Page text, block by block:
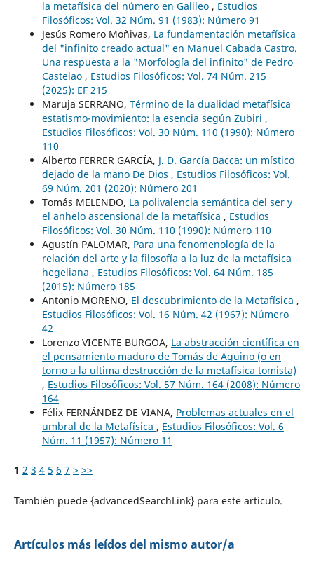
la metafísica del número en Galileo , Estudios
Filosóficos: Vol. 32 Núm. 91 (1983): Número 91
Jesús Romero Moñivas, La fundamentación metafísica
del "infinito creado actual" en Manuel Cabada Castro.
Una respuesta a la "Morfología del infinito" de Pedro
Castelao , Estudios Filosóficos: Vol. 74 Núm. 215
(2025): EF 215
Maruja SERRANO, Término de la dualidad metafísica
estatismo-movimiento: la esencia según Zubiri ,
Estudios Filosóficos: Vol. 30 Núm. 110 (1990): Número
110
Alberto FERRER GARCÍA, J. D. García Bacca: un místico
dejado de la mano De Dios , Estudios Filosóficos: Vol.
69 Núm. 201 (2020): Número 201
Tomás MELENDO, La polivalencia semántica del ser y
el anhelo ascensional de la metafísica , Estudios
Filosóficos: Vol. 30 Núm. 110 (1990): Número 110
Agustín PALOMAR, Para una fenomenología de la
relación del arte y la filosofía a la luz de la metafísica
hegeliana , Estudios Filosóficos: Vol. 64 Núm. 185
(2015): Número 185
Antonio MORENO, El descubrimiento de la Metafísica ,
Estudios Filosóficos: Vol. 16 Núm. 42 (1967): Número
42
Lorenzo VICENTE BURGOA, La abstracción científica en
el pensamiento maduro de Tomás de Aquino (o en
torno a la ultima destrucción de la metafísica tomista)
, Estudios Filosóficos: Vol. 57 Núm. 164 (2008): Número
164
Félix FERNÁNDEZ DE VIANA, Problemas actuales en el
umbral de la Metafísica , Estudios Filosóficos: Vol. 6
Núm. 11 (1957): Número 11
1 2 3 4 5 6 7 > >>
También puede {advancedSearchLink} para este artículo.
Artículos más leídos del mismo autor/a